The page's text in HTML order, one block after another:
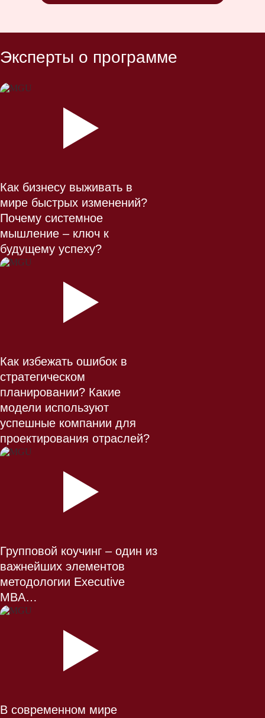
Эксперты о программе
Как бизнесу выживать в
мире быстрых изменений?
Почему системное
мышление – ключ к
будущему успеху?
Как избежать ошибок в
стратегическом
планировании? Какие
модели используют
успешные компании для
проектирования отраслей?
Групповой коучинг – один из
важнейших элементов
методологии Executive
MBA…
В современном мире